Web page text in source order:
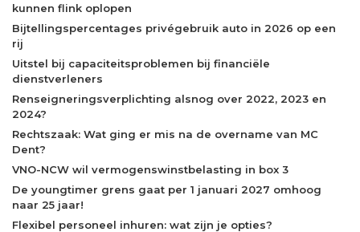
kunnen flink oplopen
Bijtellingspercentages privégebruik auto in 2026 op een
rij
Uitstel bij capaciteitsproblemen bij financiële
dienstverleners
Renseigneringsverplichting alsnog over 2022, 2023 en
2024?
Rechtszaak: Wat ging er mis na de overname van MC
Dent?
VNO-NCW wil vermogenswinstbelasting in box 3
De youngtimer grens gaat per 1 januari 2027 omhoog
naar 25 jaar!
Flexibel personeel inhuren: wat zijn je opties?